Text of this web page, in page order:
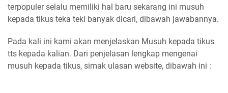
terpopuler selalu memiliki hal baru sekarang ini musuh
kepada tikus teka teki banyak dicari, dibawah jawabannya.
Pada kali ini kami akan menjelaskan Musuh kepada tikus
tts kepada kalian. Dari penjelasan lengkap mengenai
musuh kepada tikus, simak ulasan website, dibawah ini :